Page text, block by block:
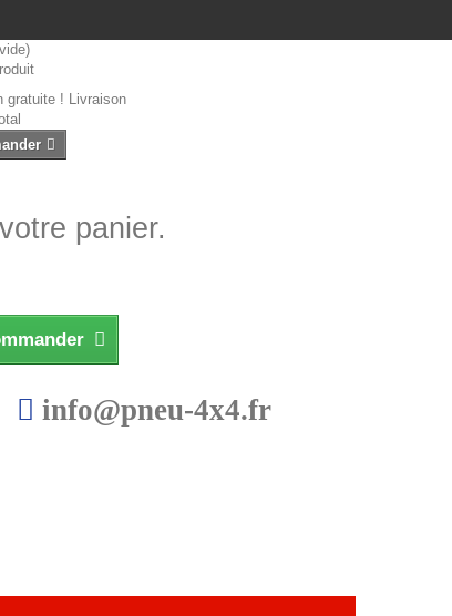
gratuite ! Livraison
panier.
info@pneu-4x4.fr